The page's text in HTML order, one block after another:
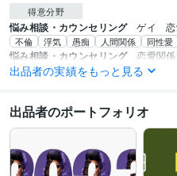
得意分野
悩み相談・カウンセリング ゲイ　
不倫 浮気 愚痴 人間関係 同性愛
悩み相談・カウンセリング 恋愛関
性 恋人 不倫 浮気 不満 片思い
出品者の実績をもっと見る
出品者のポートフォリオ